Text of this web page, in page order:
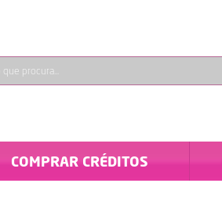
COMPRAR CRÉDITOS